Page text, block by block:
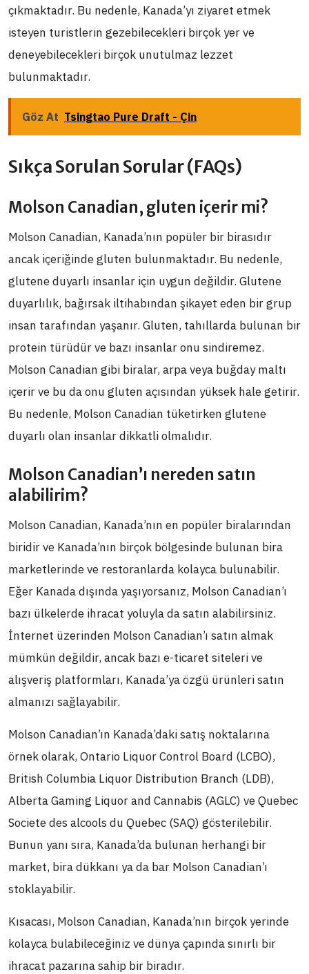
çıkmaktadır. Bu nedenle, Kanada’yı ziyaret etmek
isteyen turistlerin gezebilecekleri birçok yer ve
deneyebilecekleri birçok unutulmaz lezzet
bulunmaktadır.
Göz At Tsingtao Pure Draft - Çin
Sıkça Sorulan Sorular (FAQs)
Molson Canadian, gluten içerir mi?
Molson Canadian, Kanada’nın popüler bir birasıdır
ancak içeriğinde gluten bulunmaktadır. Bu nedenle,
glutene duyarlı insanlar için uygun değildir. Glutene
duyarlılık, bağırsak iltihabından şikayet eden bir grup
insan tarafından yaşanır. Gluten, tahıllarda bulunan bir
protein türüdür ve bazı insanlar onu sindiremez.
Molson Canadian gibi biralar, arpa veya buğday maltı
içerir ve bu da onu gluten açısından yüksek hale getirir.
Bu nedenle, Molson Canadian tüketirken glutene
duyarlı olan insanlar dikkatli olmalıdır.
Molson Canadian’ı nereden satın
alabilirim?
Molson Canadian, Kanada’nın en popüler biralarından
biridir ve Kanada’nın birçok bölgesinde bulunan bira
marketlerinde ve restoranlarda kolayca bulunabilir.
Eğer Kanada dışında yaşıyorsanız, Molson Canadian’ı
bazı ülkelerde ihracat yoluyla da satın alabilirsiniz.
İnternet üzerinden Molson Canadian’ı satın almak
mümkün değildir, ancak bazı e-ticaret siteleri ve
alışveriş platformları, Kanada’ya özgü ürünleri satın
almanızı sağlayabilir.
Molson Canadian’ın Kanada’daki satış noktalarına
örnek olarak, Ontario Liquor Control Board (LCBO),
British Columbia Liquor Distribution Branch (LDB),
Alberta Gaming Liquor and Cannabis (AGLC) ve Quebec
Societe des alcools du Quebec (SAQ) gösterilebilir.
Bunun yanı sıra, Kanada’da bulunan herhangi bir
market, bira dükkanı ya da bar Molson Canadian’ı
stoklayabilir.
Kısacası, Molson Canadian, Kanada’nın birçok yerinde
kolayca bulabileceğiniz ve dünya çapında sınırlı bir
ihracat pazarına sahip bir biradır.